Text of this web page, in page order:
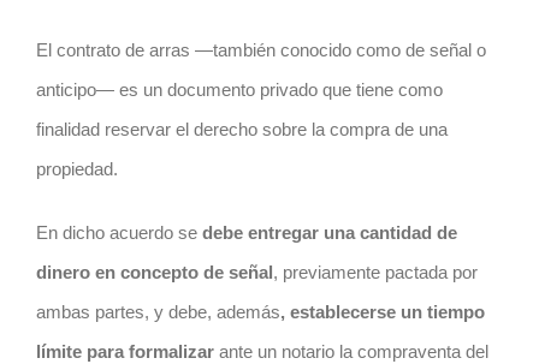
El contratode arras —también conocido como de señal o
anticipo— es un documento privado que tiene como
finalidad reservar el derecho sobre la compra de una
propiedad.
En dicho acuerdo se debe entregar una cantidad de
dinero en concepto de señal, previamente pactada por
ambas partes, y debe, además, establecerse un tiempo
límite para formalizarante un notario la compraventa del